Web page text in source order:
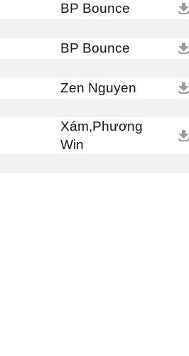
BP Bounce
BP Bounce
Zen Nguyen
Xám,Phương
Win